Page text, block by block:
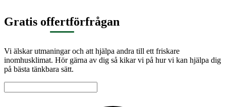
Gratis offertförfrågan
Vi älskar utmaningar och att hjälpa andra till ett friskare
inomhusklimat. Hör gärna av dig så kikar vi på hur vi kan hjälpa dig
på bästa tänkbara sätt.